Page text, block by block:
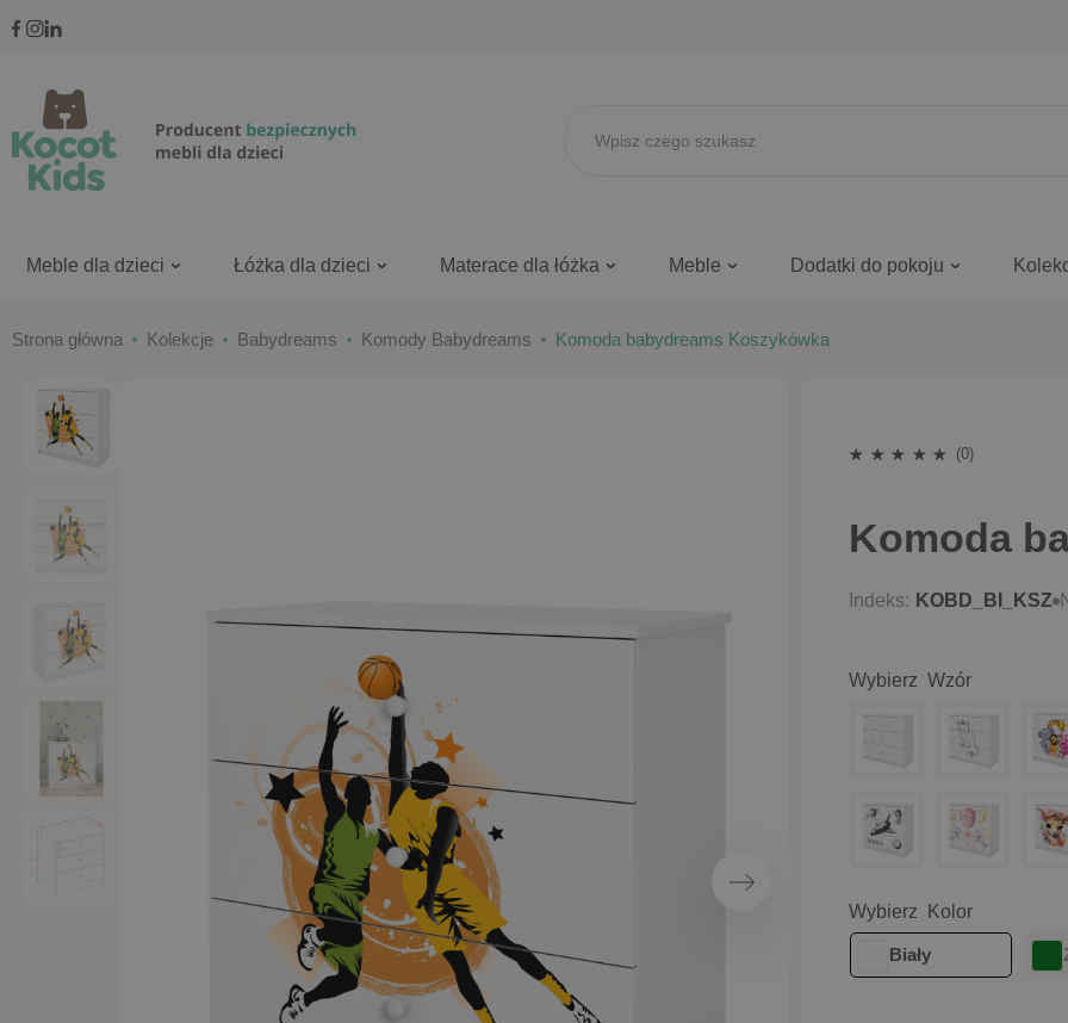
Meble dla dzieci Łóżka dla dzieci Materace dla łóżka Meble Dodatki do pokoju
Strona główna Kolekcje Babydreams Komody Babydreams Komoda babydreams Koszykówka
Następny
(0)
Komoda
Indeks: KOBD_BI_KSZ
Wybierz Kolor
Biały
Wybierz Wzór